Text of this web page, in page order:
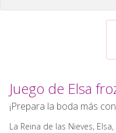
Juego de Elsa
¡Prepara la boda más
La Reina de las Nieves,